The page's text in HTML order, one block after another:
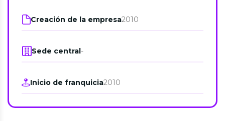
Creación de la empresa2010
Sede central-
Inicio de franquicia2010